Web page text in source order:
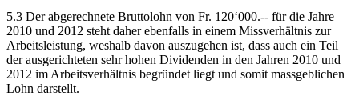
5.3 Der abgerechnete Bruttolohn von Fr. 120‘000.-- für die Jahre
2010 und 2012 steht daher ebenfalls in einem Missverhältnis zur
Arbeitsleistung, weshalb davon auszugehen ist, dass auch ein Teil
der ausgerichteten sehr hohen Dividenden in den Jahren 2010 und
2012 im Arbeitsverhältnis begründet liegt und somit massgeblichen
Lohn darstellt.